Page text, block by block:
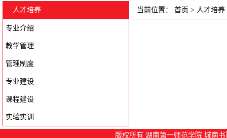
人才培养
专业介绍
教学管理
管理制度
专业建设
课程建设
实验实训
当前位置： 首页 > 人才培养
版权所有 湖南第一师范学院 城南